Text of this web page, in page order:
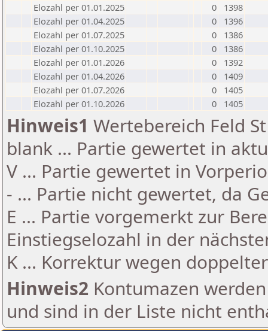
Elozahl per 01.01.2025
0
1398
Elozahl per 01.04.2025
0
1396
Elozahl per 01.07.2025
0
1386
Elozahl per 01.10.2025
0
1386
Elozahl per 01.01.2026
0
1392
Elozahl per 01.04.2026
0
1409
Elozahl per 01.07.2026
0
1405
Elozahl per 01.10.2026
0 1405
Hinweis1 Wertebereich Feld
blank ... Partie gewertet in
V ... Partie gewertet in
- ... Partie nicht gewertet, da
E ... Partie vorgemerkt zur
Einstiegselozahl in der
K ... Korrektur wegen
Hinweis2 Kontumazen
und sind in der Liste nicht